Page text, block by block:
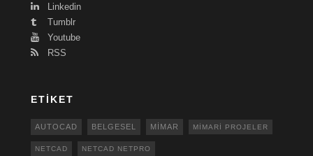
Linkedin
Tumblr
Youtube
RSS
ETIKET
AUTOCAD BELGESEL MIMAR MIMARI PROJELER
NETCAD NETCAD NETPRO